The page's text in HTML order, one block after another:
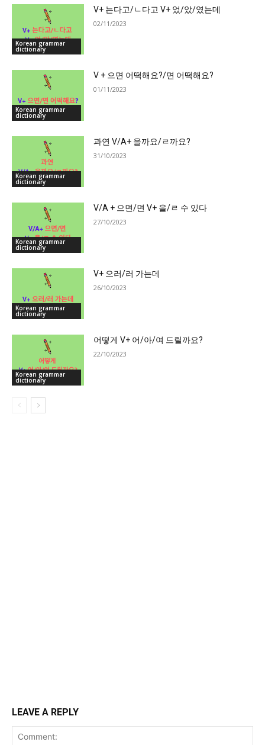
Korean grammar
dictionary
V+ 는다고/ㄴ다고 V+ 었/았/였는데
02/11/2023
Korean grammar
dictionary
V + 으면 어떡해요?/면 어떡해요?
01/11/2023
Korean grammar
dictionary
과연 V/A+ 을까요/ㄹ까요?
31/10/2023
Korean grammar
dictionary
V/A + 으면/면 V+ 을/ㄹ 수 있다
27/10/2023
Korean grammar
dictionary
V+ 으러/러 가는데
26/10/2023
Korean grammar
dictionary
어떻게 V+ 어/아/여 드릴까요?
22/10/2023
LEAVE A REPLY